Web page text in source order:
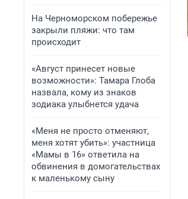
На Черноморском побережье
закрыли пляжи: что там
происходит
«Август принесет новые
возможности»: Тамара Глоба
назвала, кому из знаков
зодиака улыбнется удача
«Меня не просто отменяют,
меня хотят убить»: участница
«Мамы в 16» ответила на
обвинения в домогательствах
к маленькому сыну